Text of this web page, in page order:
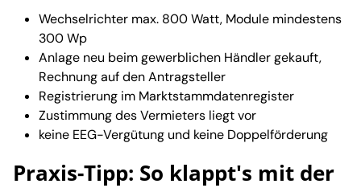
Wechselrichter max. 800 Watt, Module mindestens
300 Wp
Anlage neu beim gewerblichen Händler gekauft,
Rechnung auf den Antragsteller
Registrierung im Marktstammdatenregister
Zustimmung des Vermieters liegt vor
keine EEG-Vergütung und keine Doppelförderung
Praxis-Tipp: So klappt's mit der